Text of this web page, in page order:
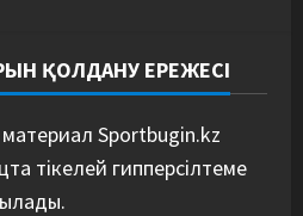
ҚОЛДАНУ ЕРЕЖЕСІ
Sportbugin.kz
тікелей гипперсілтеме